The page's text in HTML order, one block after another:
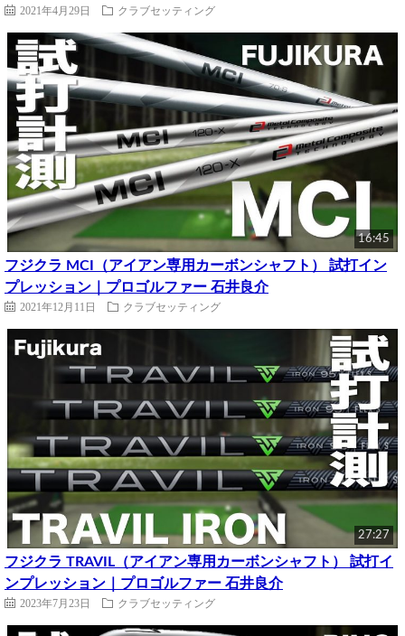
2021年4月29日 クラブセッティング
16:45
フジクラ MCI（アイアン専用カーボンシャフト） 試打イン
プレッション｜プロゴルファー 石井良介
2021年12月11日 クラブセッティング
27:27
フジクラ TRAVIL（アイアン専用カーボンシャフト） 試打イ
ンプレッション｜プロゴルファー 石井良介
2023年7月23日 クラブセッティング